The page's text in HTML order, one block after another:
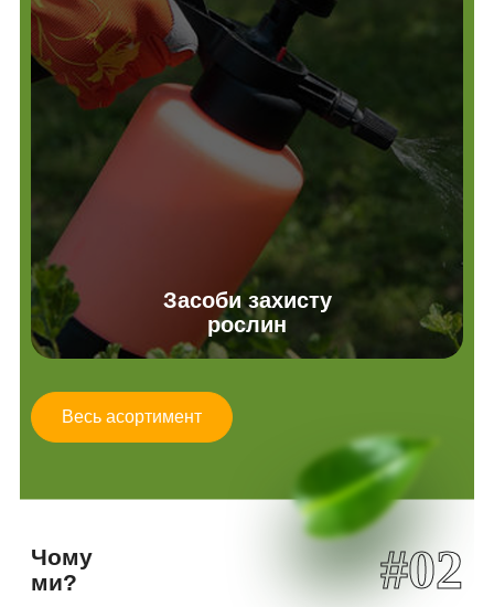
Засоби захисту
рослин
Весь асортимент
Чому
ми?
#02